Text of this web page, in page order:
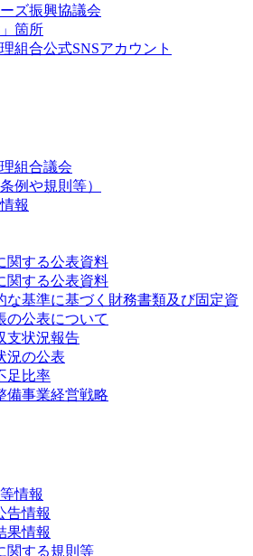
ズ振興協議会
箇所
組合公式SNSアカウント
組合議会
例や規則等）
報
関する公表資料
関する公表資料
な基準に基づく財務書類及び固定資
の公表について
支状況報告
況の公表
足比率
備事業経営戦略
情報
告情報
果情報
関する規則等